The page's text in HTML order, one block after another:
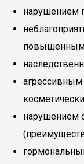
нарушением
повышенным
нарушением